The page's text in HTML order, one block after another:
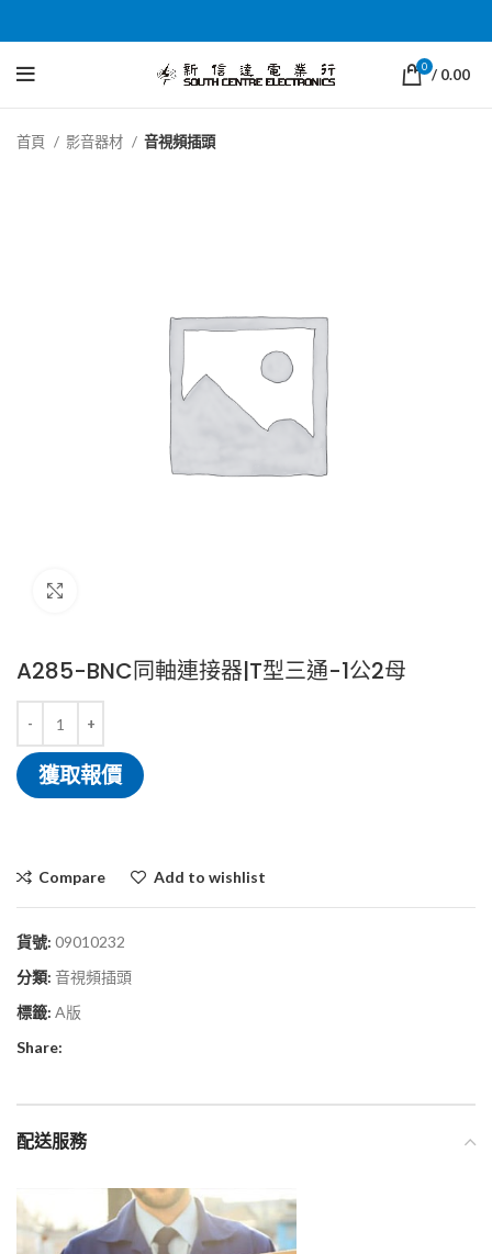
0 / 0.00
首頁 影音器材 音視頻插頭
A285-BNC同軸連接器|T型三通-1公2母
獲取報價
Compare Add to wishlist
貨號: 09010232
分類: 音視頻插頭
標籤: A版
Share:
配送服務